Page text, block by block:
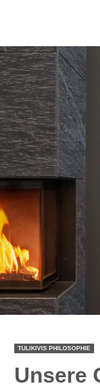
TULIKIVIS PHILOSOPHIE
Unsere